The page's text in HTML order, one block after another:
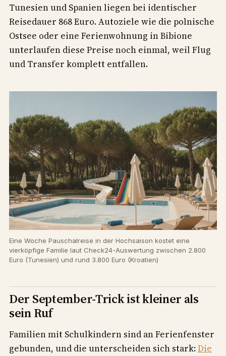
Tunesien und Spanien liegen bei identischer
Reisedauer 868 Euro. Autoziele wie die polnische
Ostsee oder eine Ferienwohnung in Bibione
unterlaufen diese Preise noch einmal, weil Flug
und Transfer komplett entfallen.
Eine Woche Pauschalreise in der Hochsaison kostet eine
vierköpfige Familie laut Check24-Auswertung zwischen 2.800
Euro (Tunesien) und rund 3.800 Euro (Kroatien)
Der September-Trick ist kleiner als
sein Ruf
Familien mit Schulkindern sind an Ferienfenster
gebunden, und die unterscheiden sich stark:Die